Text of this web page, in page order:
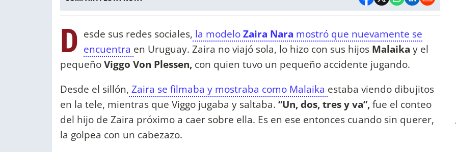
D esde sus redes sociales, la modeloZaira Nara mostró que nuevamente se
encuentra en Uruguay. Zaira no viajó sola, lo hizo con sus hijos Malaika y el
pequeñoViggo Von Plessen, con quien tuvo un pequeño accidente jugando.
Desde el sillón, Zaira se filmaba y mostraba como Malaika estaba viendo dibujitos
en la tele, mientras que Viggo jugaba y saltaba. “Un, dos, tres y va”,fue el conteo
del hijo de Zaira próximo a caer sobre ella. Es en ese entonces cuando sin querer,
la golpea con un cabezazo.